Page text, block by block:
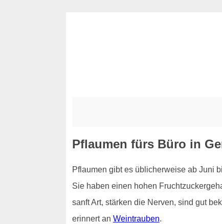
Pflaumen fürs Büro in
Pflaumen gibt es üblicherweise ab Juni
Sie haben einen hohen
sanft Art, stärken die Nerven, sind gut
erinnert an Weintrauben.